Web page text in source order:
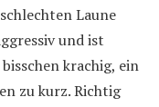
Laune
und ist
krachig, ein
zu kurz. Richtig